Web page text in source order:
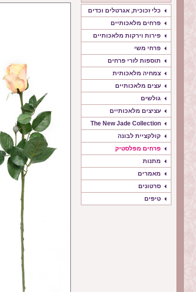
כלי זכוכית, אגרטלים וכדים
פרחים מלאכותיים
פירות וירקות מלאכותיים
פרחי משי
תוספות לזרי פרחים
צמחיה מלאכותית
עצים מלאכותיים
גולשים
עציצים מלאכותיים
The New Jade Collection
קולקציית לבונה
פרחים מפלסטיק
מתנות
מאמרים
סרטונים
טיפים